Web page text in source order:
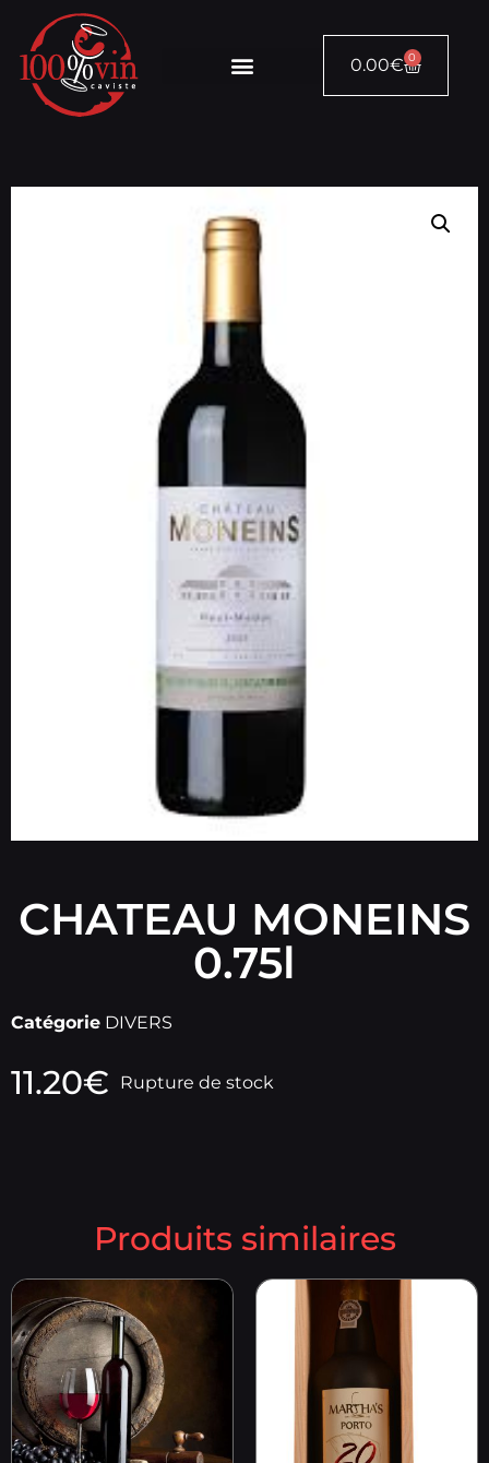
0.00€ 0
CHATEAU MONEINS
0.75l
Catégorie DIVERS
11.20€ Rupture de stock
Produits similaires